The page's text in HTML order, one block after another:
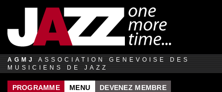
Jump to navigation
AGMJ
ASSOCIATION GENEVOISE DES
MUSICIENS DE JAZZ
PROGRAMME MENU DEVENEZ MEMBRE